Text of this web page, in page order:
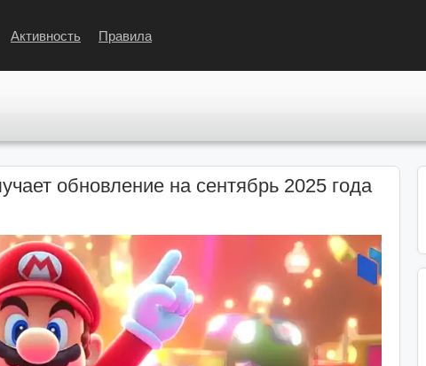
Активность Правила
обновление на сентябрь 2025 года